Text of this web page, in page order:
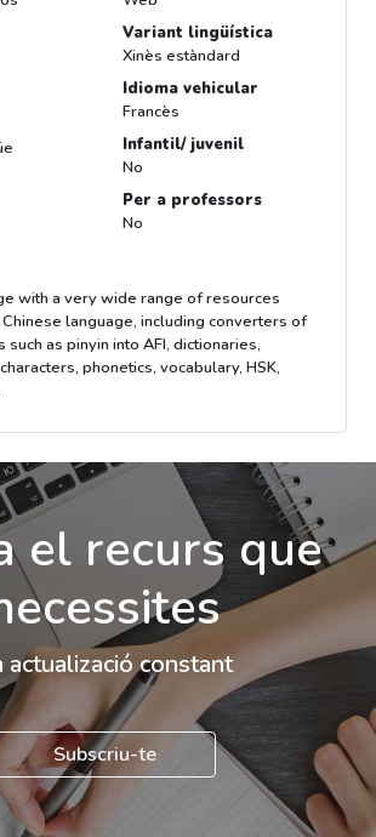
Variant lingüística
Xinès estàndard
Idioma vehicular
Francès
Infantil/ juvenil
No
Per a professors
No
with a very wide range of resources
language, including converters of
as pinyin into AFI, dictionaries,
phonetics, vocabulary, HSK,
el recurs que
actualizació constant
Subscriu-te